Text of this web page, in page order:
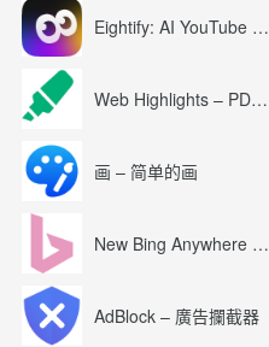
Eightify: AI YouTube Summary with ChatGPT
Web Highlights – PDF & Web Highlighter
画 – 简单的画
New Bing Anywhere (Bing Chat GPT-4)
AdBlock – 廣告攔截器